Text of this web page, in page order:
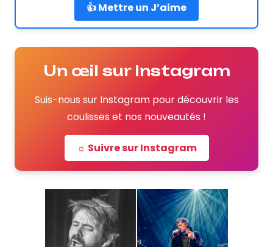
👍 Mettre un J’aime
Un œil sur Instagram
Suis-nous sur Instagram pour découvrir les
coulisses et nos nouveautés !
☼ Suivre sur Instagram